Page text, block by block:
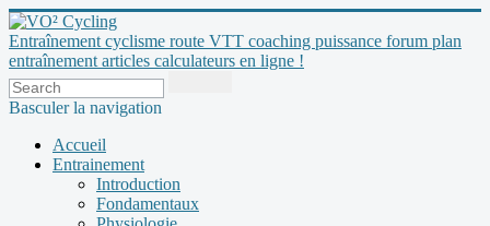
Entraînement cyclisme route VTT coaching puissance forum plan
entraînement articles calculateurs en ligne !
Basculer la navigation
Accueil
Entrainement
Introduction
Fondamentaux